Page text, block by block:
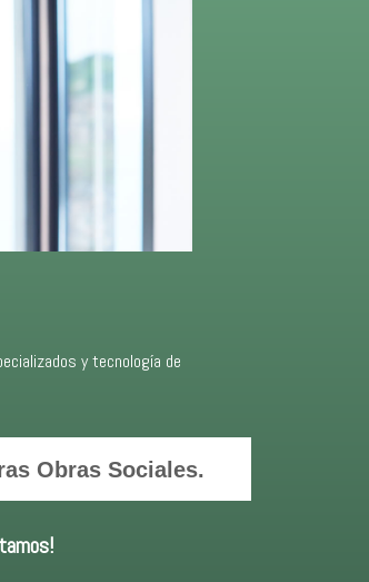
y tecnología de
Obras Sociales.